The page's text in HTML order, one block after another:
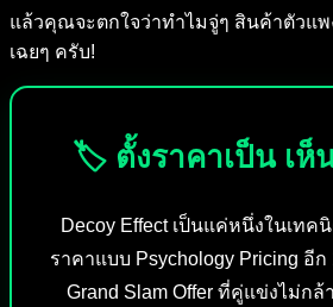
แล้วคุณจะตกใจว่าทำไมจู่ๆ สินค้าตัวแ
เฉยๆ ครับ!
🏷️ ตั้งราคาเป็น เห็
Decoy Effect เป็นแค่หนึ่งในเทค
ราคาแบบ Psychology Pricing อี
Grand Slam Offer ที่คู่แข่งไม่กล้